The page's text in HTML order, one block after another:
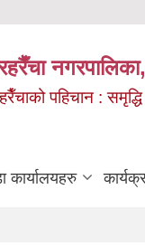
पहिचान :
कार्यालयहरु